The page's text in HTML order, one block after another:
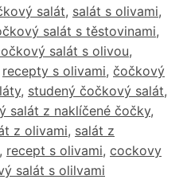
salát, salát s olivami,
salát s těstovinami,
salát s olivou,
recepty s olivami, čočkový
, studený čočkový salát,
salát z naklíčené čočky,
z olivami, salát z
, recept s olivami, cockovy
salát s olilvami